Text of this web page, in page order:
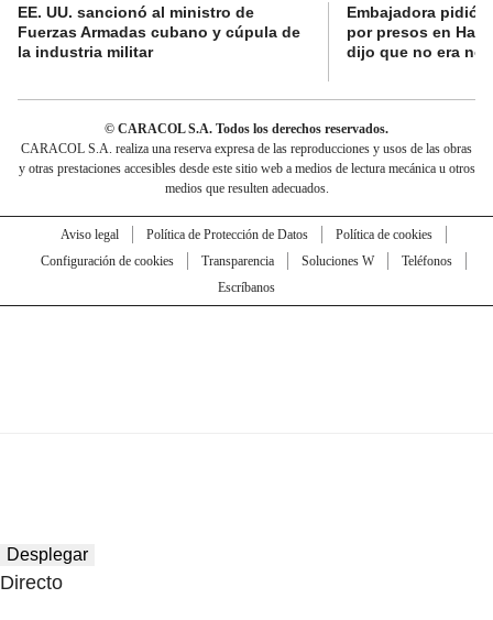
EE. UU. sancionó al ministro de
Fuerzas Armadas cubano y cúpula de
la industria militar
Embajadora pidió
por presos en
dijo que no era
© CARACOL S.A. Todos los derechos reservados.
CARACOL S.A. realiza una reserva expresa de las reproducciones y usos de las obras
y otras prestaciones accesibles desde este sitio web a medios de lectura mecánica u otros
medios que resulten adecuados.
Aviso legal Política de Protección de Datos
Política de cookies
Configuración de cookies
Transparencia Soluciones W
Teléfonos
Escríbanos
Desplegar
Directo